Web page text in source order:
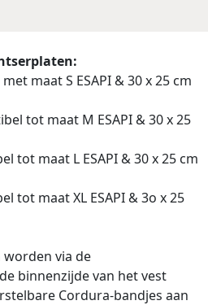
maat S ESAPI & 30 x 25 cm
tot maat M ESAPI & 30 x 25
tot maat L ESAPI & 30 x 25 cm
tot maat XL ESAPI & 3o x 25
via de
binnenzijde van het vest
Cordura-bandjes aan